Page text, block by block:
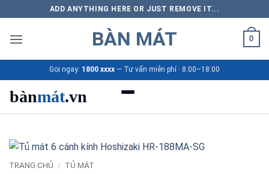
qua
nội
ADD ANYTHING HERE OR JUST REMOVE IT...
BÀN MÁT 0
Gọi ngay: 1800 xxxx — Tư vấn miễn phí · 8:00–18:00
bànmát.vn
Sản phẩm
TRANG CHỦ / TỦ MÁT